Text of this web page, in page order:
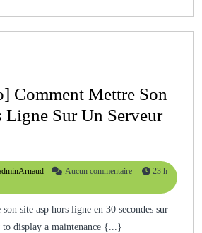
Comment Mettre Son
Ligne Sur Un Serveur
adminArnaud
Aucun commentaire
23 h
display a maintenance {...}